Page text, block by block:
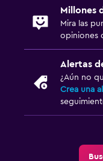
Millones
Mira las
opiniones
Alertas
¿Aún no
Crea una